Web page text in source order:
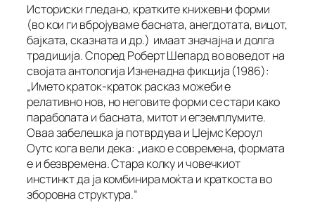
Историски гледано, кратките книжевни форми
(во кои ги вбројуваме басната, анегдотата, вицот,
бајката, сказната и др.) имаат значајна и долга
традиција. Според Роберт Шепард во воведот на
својата антологија Изненадна фикција (1986):
„Името краток-краток расказ можеби е
релативно нов, но неговите форми се стари како
параболата и басната, митот и егземплумите.
Оваа забелешка ја потврдува и Џејмс Кероул
Оутс кога вели дека: „иако е современа, формата
е и безвремена. Стара колку и човечкиот
инстинкт да ја комбинира моќта и краткоста во
зборовна структура.“